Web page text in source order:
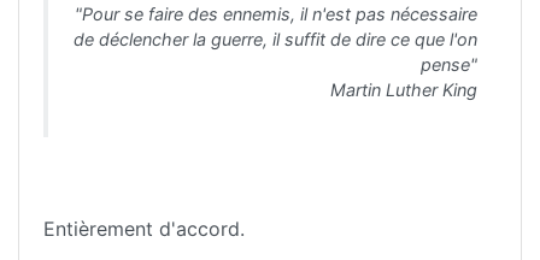
"Pour se faire des ennemis, il n'est pas nécessaire
de déclencher la guerre, il suffit de dire ce que l'on
pense"
Martin Luther King
Entièrement d'accord.